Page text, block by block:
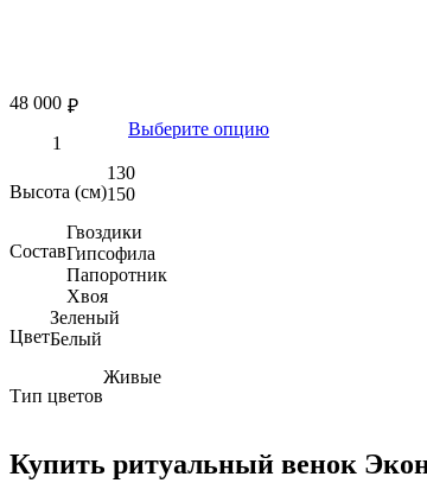
₽
48 000
Выберите опцию
Высота (см)
130
150
Состав
Гвоздики
Гипсофила
Папоротник
Хвоя
Цвет
Зеленый
Белый
Тип цветов
Живые
Купить ритуальный венок